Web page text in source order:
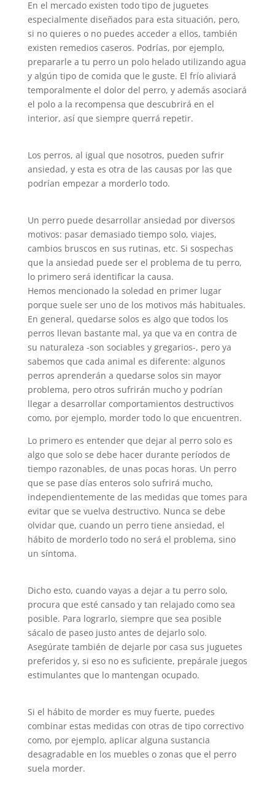
En el mercado existen todo tipo de juguetes
especialmente diseñados para esta situación, pero,
si no quieres o no puedes acceder a ellos, también
existen remedios caseros. Podrías, por ejemplo,
prepararle a tu perro un polo helado utilizando agua
y algún tipo de comida que le guste. El frío aliviará
temporalmente el dolor del perro, y además asociará
el polo a la recompensa que descubrirá en el
interior, así que siempre querrá repetir.
Los perros, al igual que nosotros, pueden sufrir
ansiedad, y esta es otra de las causas por las que
podrían empezar a morderlo todo.
Un perro puede desarrollar ansiedad por diversos
motivos: pasar demasiado tiempo solo, viajes,
cambios bruscos en sus rutinas, etc. Si sospechas
que la ansiedad puede ser el problema de tu perro,
lo primero será identificar la causa.
Hemos mencionado la soledad en primer lugar
porque suele ser uno de los motivos más habituales.
En general, quedarse solos es algo que todos los
perros llevan bastante mal, ya que va en contra de
su naturaleza -son sociables y gregarios-, pero ya
sabemos que cada animal es diferente: algunos
perros aprenderán a quedarse solos sin mayor
problema, pero otros sufrirán mucho y podrían
llegar a desarrollar comportamientos destructivos
como, por ejemplo, morder todo lo que encuentren.
Lo primero es entender que dejar al perro solo es
algo que solo se debe hacer durante períodos de
tiempo razonables, de unas pocas horas. Un perro
que se pase días enteros solo sufrirá mucho,
independientemente de las medidas que tomes para
evitar que se vuelva destructivo. Nunca se debe
olvidar que, cuando un perro tiene ansiedad, el
hábito de morderlo todo no será el problema, sino
un síntoma.
Dicho esto, cuando vayas a dejar a tu perro solo,
procura que esté cansado y tan relajado como sea
posible. Para lograrlo, siempre que sea posible
sácalo de paseo justo antes de dejarlo solo.
Asegúrate también de dejarle por casa sus juguetes
preferidos y, si eso no es suficiente, prepárale juegos
estimulantes que lo mantengan ocupado.
Si el hábito de morder es muy fuerte, puedes
combinar estas medidas con otras de tipo correctivo
como, por ejemplo, aplicar alguna sustancia
desagradable en los muebles o zonas que el perro
suela morder.